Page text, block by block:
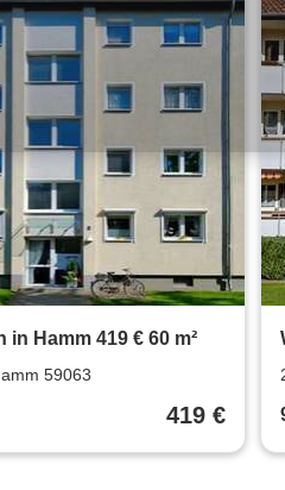
Hamm 419 € 60 m²
59063
419 €